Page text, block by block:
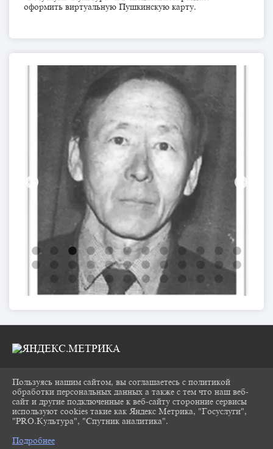
оформить виртуальную Пушкинскую карту.
2026 Г. CHUKOVKA17.RU
ВХОД
КАРТА САЙТА
ПОЛИТИКА ОБРАБОТКИ ПЕРСОНАЛЬНЫХ
Пользуясь нашим сайтом, вы соглашаетесь с политикой
обработки персональных данных а также с тем что наш веб-
сайт и другие подключенные к веб-сайту сторонние сервисы
используют cookies такие как Яндекс Метрика, "Госуслуги",
"PRO.Культура", "Спутник аналитика".
Подробнее